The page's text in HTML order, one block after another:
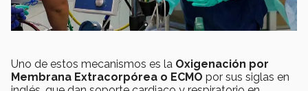
Uno de estos mecanismos es la Oxigenación por
Membrana Extracorpórea o ECMO por sus siglas en